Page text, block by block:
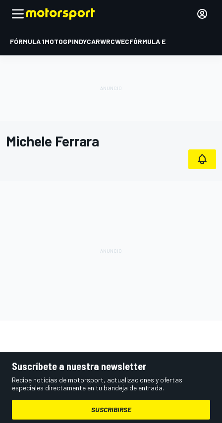
FÓRMULA 1MOTOGPINDYCARWRCWECFÓRMULA E
Michele Ferrara
Suscríbete a nuestra newsletter
Recibe noticias de motorsport, actualizaciones y ofertas
especiales directamente en tu bandeja de entrada.
SUSCRIBIRSE